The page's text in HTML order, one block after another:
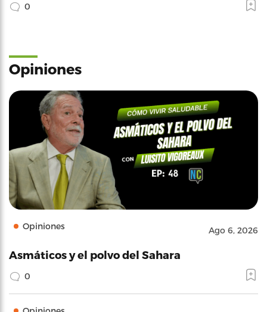
0
Opiniones
Opiniones Ago 6, 2026
Asmáticos y el polvo del Sahara
0